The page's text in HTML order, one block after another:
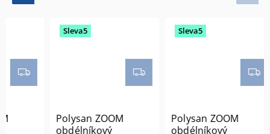
Sleva5
Polysan ZOOM
obdélníkový
Sleva5
Polysan ZOOM
obdélníkový